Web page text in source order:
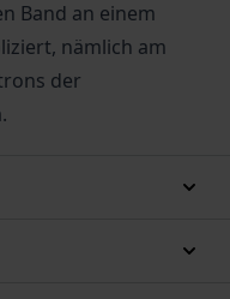
Band an einem
nämlich am
der